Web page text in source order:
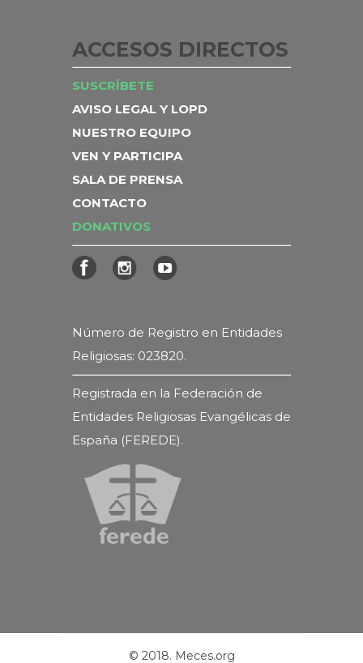
ACCESOS DIRECTOS
SUSCRÍBETE
AVISO LEGAL Y LOPD
NUESTRO EQUIPO
VEN Y PARTICIPA
SALA DE PRENSA
CONTACTO
DONATIVOS
Número de Registro en Entidades
Religiosas: 023820.
Registrada en la Federación de
Entidades Religiosas Evangélicas de
España (FEREDE).
© 2018. Meces.org